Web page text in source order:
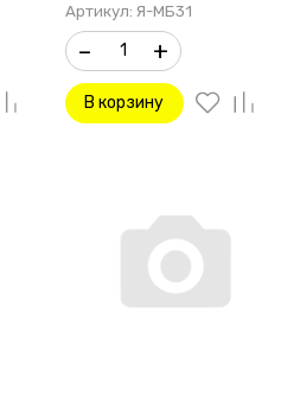
Артикул: Я-МБ31
– +
В корзину